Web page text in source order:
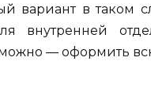
вариант в таком
внутренней
— оформить